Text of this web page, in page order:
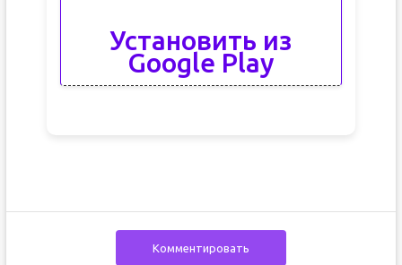
Установить из
Google Play
Комментировать